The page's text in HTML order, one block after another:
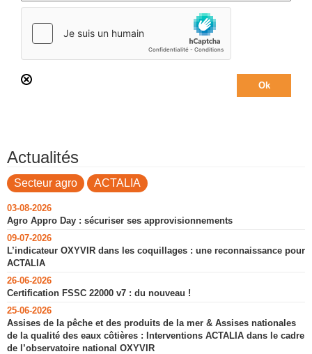
Actualités
Secteur agro ACTALIA
03-08-2026
Agro Appro Day : sécuriser ses approvisionnements
09-07-2026
L’indicateur OXYVIR dans les coquillages : une reconnaissance pour
ACTALIA
26-06-2026
Certification FSSC 22000 v7 : du nouveau !
25-06-2026
Assises de la pêche et des produits de la mer & Assises nationales
de la qualité des eaux côtières : Interventions ACTALIA dans le cadre
de l’observatoire national OXYVIR